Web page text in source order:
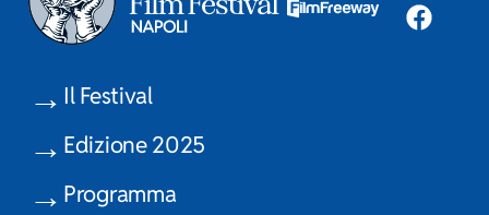
Il Festival
Edizione 2025
Programma